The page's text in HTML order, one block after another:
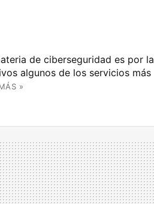
de ciberseguridad es por la
algunos de los servicios más
»